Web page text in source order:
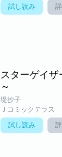
試し読み
スターゲイザ
～
堤抄子
Ｊコミックテラス
試し読み